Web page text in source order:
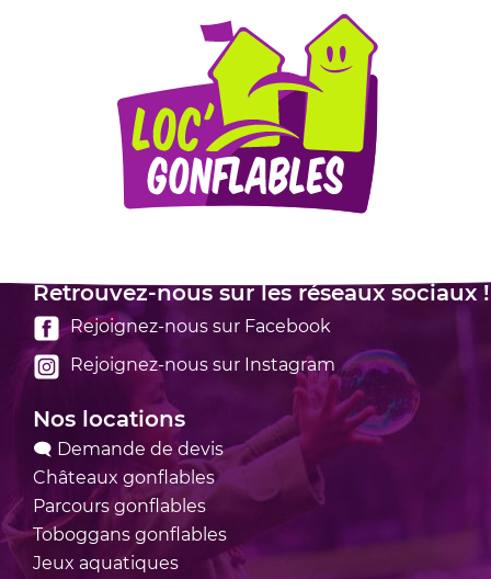
Retrouvez-nous sur les réseaux sociaux !
Rejoignez-nous sur Facebook
Rejoignez-nous sur Instagram
Nos locations
🗨 Demande de devis
Châteaux gonflables
Parcours gonflables
Toboggans gonflables
Jeux aquatiques